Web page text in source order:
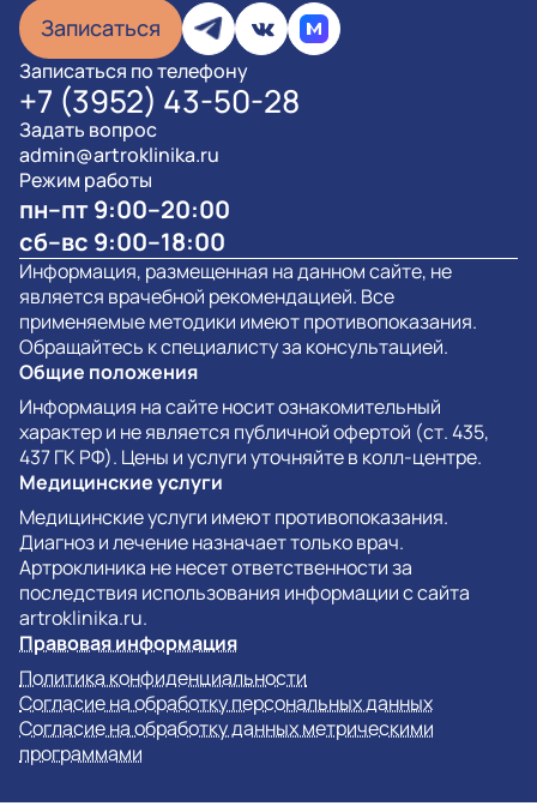
Записаться
Записаться по телефону
+7 (3952) 43-50-28
Задать вопрос
admin@artroklinika.ru
Режим работы
пн–пт 9:00–20:00
сб–вс 9:00–18:00
Информация, размещенная на данном сайте, не
является врачебной рекомендацией. Все
применяемые методики имеют противопоказания.
Обращайтесь к специалисту за консультацией.
Общие положения
Информация на сайте носит ознакомительный
характер и не является публичной офертой (ст. 435,
437 ГК РФ). Цены и услуги уточняйте в колл-центре.
Медицинские услуги
Медицинские услуги имеют противопоказания.
Диагноз и лечение назначает только врач.
Артроклиника не несет ответственности за
последствия использования информации с сайта
artroklinika.ru.
Правовая информация
Политика конфиденциальности
Согласие на обработку персональных данных
Согласие на обработку данных метрическими
программами